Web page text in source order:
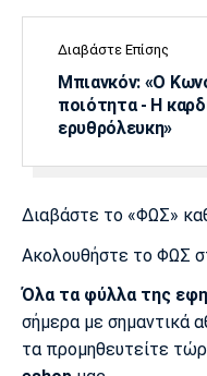
Διαβάστε Επίσης
Μπιανκόν: «Ο
ποιότητα - Η
ερυθρόλευκη»
Διαβάστε το «ΦΩΣ»
Ακολουθήστε το ΦΩΣ
Όλα τα φύλλα της
σήμερα με σημαντικά
τα προμηθευτείτε